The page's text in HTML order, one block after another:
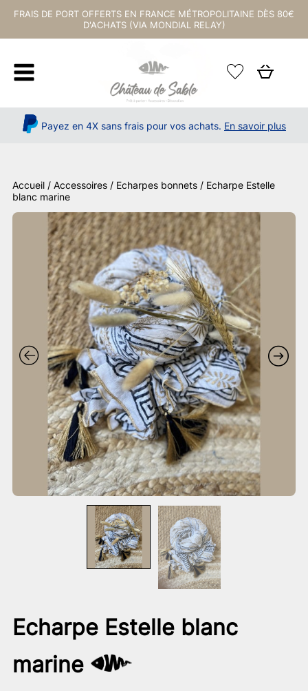
FRAIS DE PORT OFFERTS EN FRANCE MÉTROPOLITAINE DÈS 80€
D'ACHATS (VIA MONDIAL RELAY)
Payez en 4X sans frais pour vos achats. En savoir plus
Accueil / Accessoires / Echarpes bonnets / Echarpe Estelle
blanc marine
Echarpe Estelle blanc
marine